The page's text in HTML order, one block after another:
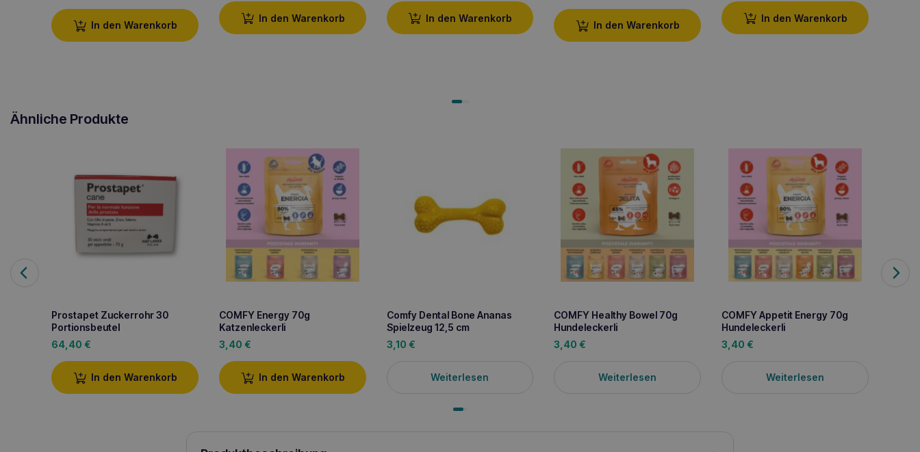
In den Warenkorb
In den Warenkorb In den Warenkorb
In den Warenkorb
In den Warenkorb
Ähnliche Produkte
Prostapet Zuckerrohr 30
Portionsbeutel
64,40 €
In den Warenkorb
COMFY Energy 70g
Katzenleckerli
3,40 €
In den Warenkorb
Comfy Dental Bone Ananas
Spielzeug 12,5 cm
3,10 €
Weiterlesen
COMFY Healthy Bowel 70g
Hundeleckerli
3,40 €
Weiterlesen
COMFY Appetit Energy 70g
Hundeleckerli
3,40 €
Weiterlesen